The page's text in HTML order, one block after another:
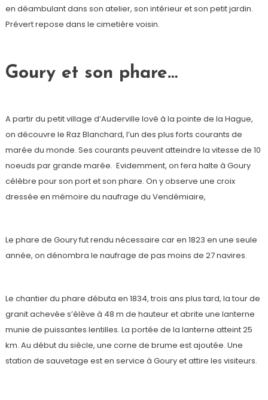
en déambulant dans son atelier, son intérieur et son petit jardin.
Prévert repose dans le cimetière voisin.
Goury et son phare…
A partir du petit village d’Auderville lové à la pointe de la Hague,
on découvre le Raz Blanchard, l’un des plus forts courants de
marée du monde. Ses courants peuvent atteindre la vitesse de 10
noeuds par grande marée. Evidemment, on fera halte à Goury
célèbre pour son port et son phare. On y observe une croix
dressée en mémoire du naufrage du Vendémiaire,
Le phare de Goury fut rendu nécessaire car en 1823 en une seule
année, on dénombra le naufrage de pas moins de 27 navires.
Le chantier du phare débuta en 1834, trois ans plus tard, la tour de
granit achevée s’élève à 48 m de hauteur et abrite une lanterne
munie de puissantes lentilles. La portée de la lanterne atteint 25
km. Au début du siècle, une corne de brume est ajoutée. Une
station de sauvetage est en service à Goury et attire les visiteurs.